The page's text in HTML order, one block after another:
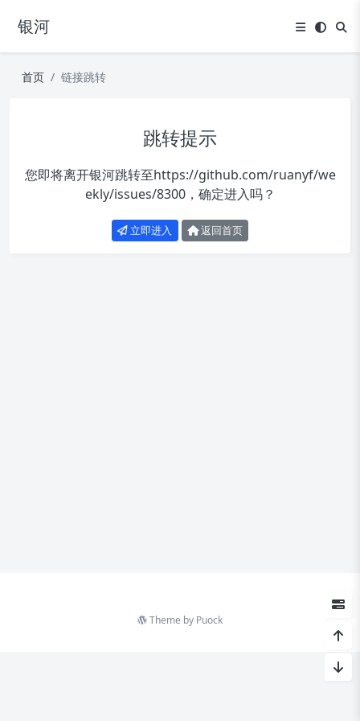
银河
首页 链接跳转
跳转提示
您即将离开银河跳转至https://github.com/ruanyf/we
ekly/issues/8300，确定进入吗？
立即进入 返回首页
Theme by Puock